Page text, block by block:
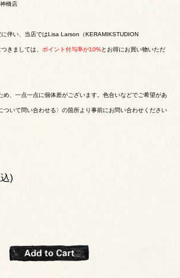
橋店
伴い、当店ではLisa Larson（KERAMIKSTUDION
きましては、 ポイント付与率が10%とお得にお買い物いただ
、一点一点に個体差がございます。色合いなどでご希望があ
ついて問い合わせる〉の箇所より事前にお問い合わせください
)